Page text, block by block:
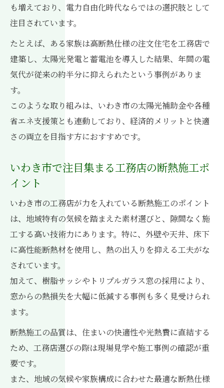
も増えており、電力自由化時代ならではの選択肢として
注目されています。
たとえば、ある家族は高断熱仕様の注文住宅を工務店で
建築し、太陽光発電と蓄電池を導入した結果、年間の電
気代が従来の約半分に抑えられたという事例がありま
す。
このような取り組みは、いわき市の太陽光補助金や各種
省エネ支援策とも連動しており、経済的メリットと快適
さの両立を目指す方におすすめです。
いわき市で注目集まる工務店の断熱施工ポ
イント
いわき市の工務店が力を入れている断熱施工のポイント
は、地域特有の気候を踏まえた素材選びと、隙間なく施
工する高い技術力にあります。特に、外壁や天井、床下
に高性能断熱材を使用し、熱の出入りを抑える工夫がな
されています。
加えて、樹脂サッシやトリプルガラス窓の採用により、
窓からの熱損失を大幅に低減する事例も多く見受けられ
ます。
断熱施工の品質は、住まいの快適性や光熱費に直結する
ため、工務店選びの際は現場見学や施工事例の確認が重
要です。
また、地域の気候や家族構成に合わせた最適な断熱仕様